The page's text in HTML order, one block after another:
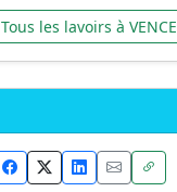
Tous les lavoirs à VENCE